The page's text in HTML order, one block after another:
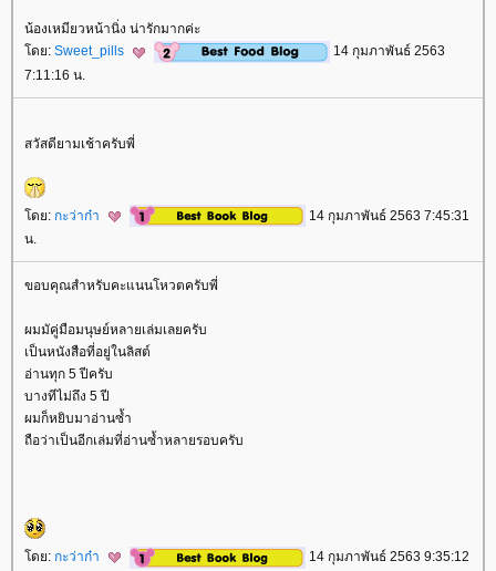
น้องเหมียวหน้านิ่ง น่ารักมากค่ะ
ดย: Sweet_pills
14 กุมภาพันธ์ 2563
7:11:16 น.
สวัสดียามเช้าครับพี่
ดย: กะว่าก๋า
14 กุมภาพันธ์ 2563 7:45:31
น.
ขอบคุณสำหรับคะแนนโหวตครับพี่
ผมมัคู่มือมนุษย์หลายเล่มเลยครับ
เป็นหนังสือที่อยู่ในลิสต์
อ่านทุก 5 ปีครับ
บางทีไม่ถึง 5 ปี
ผมก็หยิบมาอ่านซ้ำ
ถือว่าเป็นอีกเล่มที่อ่านซ้ำหลายรอบครับ
ดย: กะว่าก๋า
14 กุมภาพันธ์ 2563 9:35:12